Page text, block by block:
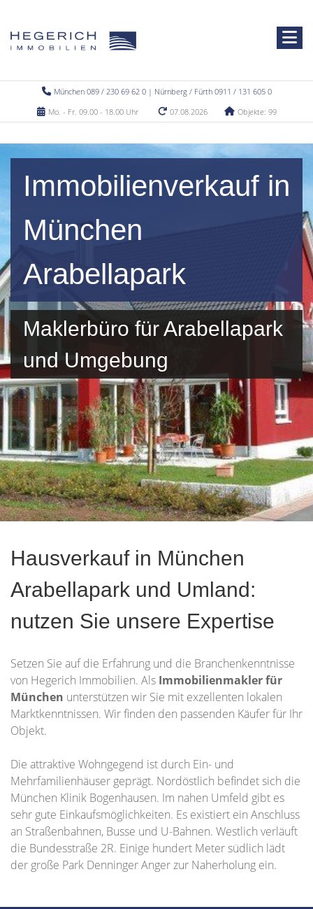
München 089 / 230 69 62 0 | Nürnberg / Fürth 0911 / 131 605 0
Mo. - Fr. 09.00 - 18.00 Uhr
07.08.2026 Objekte: 99
Immobilienverkauf in
München
Arabellapark
Maklerbüro für Arabellapark
und Umgebung
Hausverkauf in München
Arabellapark und Umland:
nutzen Sie unsere Expertise
Setzen Sie auf die Erfahrung und die Branchenkenntnisse
von Hegerich Immobilien. Als Immobilienmakler für
München unterstützen wir Sie mit exzellenten lokalen
Marktkenntnissen. Wir finden den passenden Käufer für Ihr
Objekt.
Die attraktive Wohngegend ist durch Ein- und
Mehrfamilienhäuser geprägt. Nordöstlich befindet sich die
München Klinik Bogenhausen. Im nahen Umfeld gibt es
sehr gute Einkaufsmöglichkeiten. Es existiert ein Anschluss
an Straßenbahnen, Busse und U-Bahnen. Westlich verläuft
die Bundesstraße 2R. Einige hundert Meter südlich lädt
der große Park Denninger Anger zur Naherholung ein.